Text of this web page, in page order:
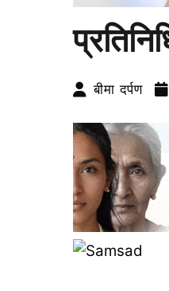
बीमा दर्पण